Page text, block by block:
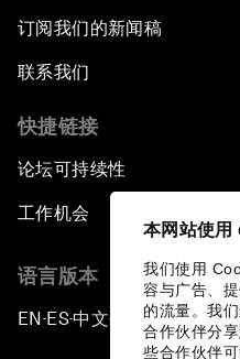
本网站使
我们使用
容与广告、
的流量。我
合作伙伴分
些合作伙伴
订阅我们的新闻稿
联系我们
快捷链接
论坛可持续性
工作机会
语言版本
EN ▪ES▪中文▪ 日本語